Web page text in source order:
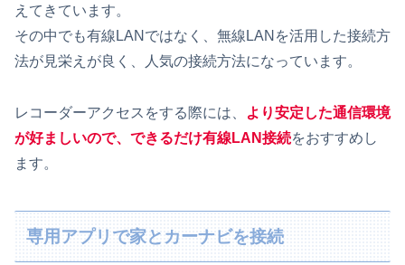
えてきています。
その中でも有線LANではなく、無線LANを活用した接続方
法が見栄えが良く、人気の接続方法になっています。
レコーダーアクセスをする際には、
より安定した通信環境
が好ましいので、できるだけ有線LAN接続をおすすめし
ます。
専用アプリで家とカーナビを接続